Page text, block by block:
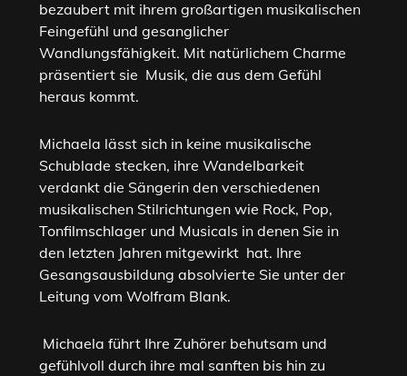
bezaubert mit ihrem großartigen musikalischen
Feingefühl und gesanglicher
Wandlungsfähigkeit. Mit natürlichem Charme
präsentiert sie Musik, die aus dem Gefühl
heraus kommt.
Michaela lässt sich in keine musikalische
Schublade stecken, ihre Wandelbarkeit
verdankt die Sängerin den verschiedenen
musikalischen Stilrichtungen wie Rock, Pop,
Tonfilmschlager und Musicals in denen Sie in
den letzten Jahren mitgewirkt hat. Ihre
Gesangsausbildung absolvierte Sie unter der
Leitung vom Wolfram Blank.
Michaela führt Ihre Zuhörer behutsam und
gefühlvoll durch ihre mal sanften bis hin zu